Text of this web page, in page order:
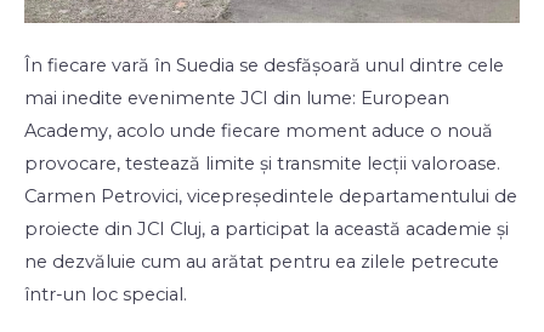
În fiecare vară în Suedia se desfășoară unul dintre cele
mai inedite evenimente JCI din lume: European
Academy, acolo unde fiecare moment aduce o nouă
provocare, testează limite și transmite lecții valoroase.
Carmen Petrovici, vicepreședintele departamentului de
proiecte din JCI Cluj, a participat la această academie și
ne dezvăluie cum au arătat pentru ea zilele petrecute
într-un loc special.